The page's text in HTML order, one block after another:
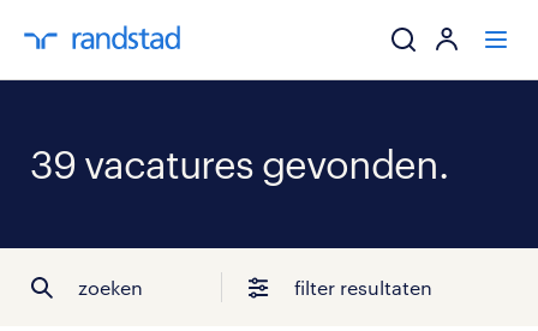
ik zoek een
39 vacatures gevonden.
zoeken filter resultaten